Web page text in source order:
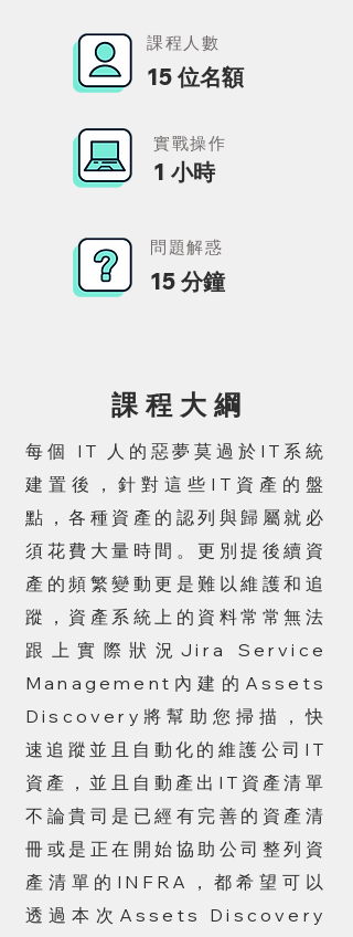
課程人數
15 位名額
實戰操作
1 小時
問題解惑
​15 分鐘
課 程 大 綱
每個 IT 人的惡夢莫過於IT系統
建置後，針對這些IT資產的盤
點，各種資產的認列與歸屬就必
須花費大量時間。更別提後續資
產的頻繁變動更是難以維護和追
蹤，資產系統上的資料常常無法
跟上實際狀況Jira Service
Management內建的Assets
Discovery將幫助您掃描，快
速追蹤並且自動化的維護公司IT
資產，並且自動產出IT資產清單
不論貴司是已經有完善的資產清
冊或是正在開始協助公司整列資
產清單的INFRA，都希望可以
透過本次Assets Discovery